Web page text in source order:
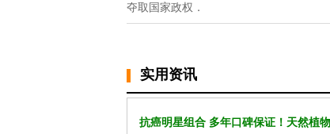
夺取国家政权．
实用资讯
抗癌明星组合 多年口碑保证！天然植